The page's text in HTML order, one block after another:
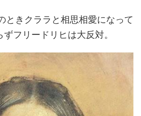
ときクララと相思相愛になって
フリードリヒは大反対。